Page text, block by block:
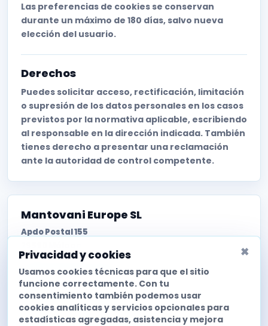
Las preferencias de cookies se conservan
durante un máximo de 180 días, salvo nueva
elección del usuario.
Derechos
Puedes solicitar acceso, rectificación, limitación
o supresión de los datos personales en los casos
previstos por la normativa aplicable, escribiendo
al responsable en la dirección indicada. También
tienes derecho a presentar una reclamación
ante la autoridad de control competente.
Mantovani Europe SL
Apdo Postal 155
Política de privacidad
Cookies
Preferencias de cookies
×
Privacidad y cookies
Usamos cookies técnicas para que el sitio
funcione correctamente. Con tu
consentimiento también podemos usar
cookies analíticas y servicios opcionales para
estadísticas agregadas, asistencia y mejora